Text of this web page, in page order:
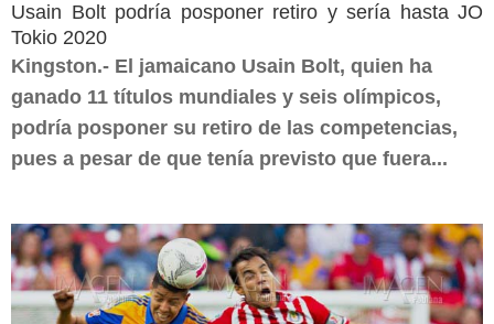
Usain Bolt podría posponer retiro y sería hasta JO
Tokio 2020
Kingston.- El jamaicano Usain Bolt, quien ha
ganado 11 títulos mundiales y seis olímpicos,
podría posponer su retiro de las competencias,
pues a pesar de que tenía previsto que fuera...